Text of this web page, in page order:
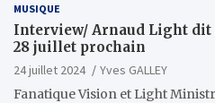
MUSIQUE
Interview/ Arnaud Light dit
28 juillet prochain
24 juillet 2024
Yves GALLEY
Fanatique Vision et Light